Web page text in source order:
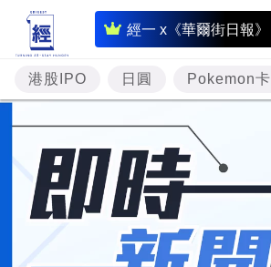
經一 x《華爾街日報》
即
時
財
經
專
題
投
資
樓
港股IPO 日圓 Pokemon卡